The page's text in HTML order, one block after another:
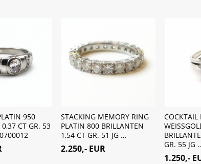
950
CT GR. 53
STACKING MEMORY RING
PLATIN 800 BRILLANTEN
1,54 CT GR. 51 JG …
2.250,- EUR
COCKTAIL
GR. 55 JG
1.250,-